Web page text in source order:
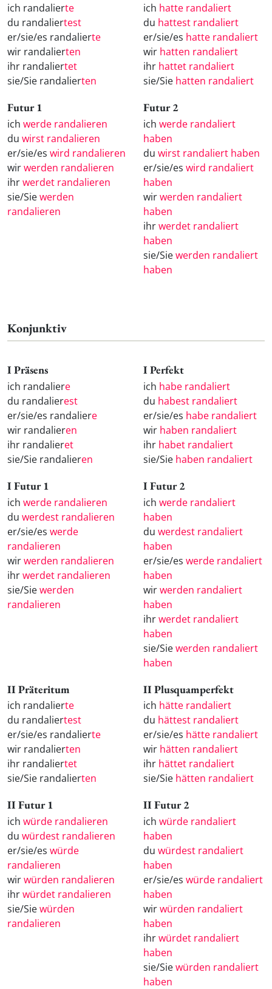
ich randalierte
du randaliertest
er/sie/es randalierte
wir randalierten
ihr randaliertet
sie/Sie randalierten
ich hatte randaliert
du hattest randaliert
er/sie/es hatte randaliert
wir hatten randaliert
ihr hattet randaliert
sie/Sie hatten randaliert
Futur 1
ich werde randalieren
du wirst randalieren
er/sie/es wird randalieren
wirwerden randalieren
ihrwerdet randalieren
sie/Siewerden
randalieren
Futur 2
ich werde randaliert
haben
du wirst randaliert haben
er/sie/es wird randaliert
haben
wirwerden randaliert
haben
ihrwerdet randaliert
haben
sie/Siewerden randaliert
haben
Konjunktiv
I Präsens
ich randaliere
du randalierest
er/sie/es randaliere
wir randalieren
ihr randalieret
sie/Sie randalieren
I Perfekt
ich habe randaliert
du habest randaliert
er/sie/es habe randaliert
wir haben randaliert
ihr habet randaliert
sie/Sie haben randaliert
I Futur 1
ich werde randalieren
du werdest randalieren
er/sie/es werde
randalieren
wirwerden randalieren
ihrwerdet randalieren
sie/Siewerden
randalieren
I Futur 2
ich werde randaliert
haben
du werdest randaliert
haben
er/sie/es werde randaliert
haben
wirwerden randaliert
haben
ihrwerdet randaliert
haben
sie/Siewerden randaliert
haben
II Präteritum
ich randalierte
du randaliertest
er/sie/es randalierte
wir randalierten
ihr randaliertet
sie/Sie randalierten
II Plusquamperfekt
ich hätte randaliert
du hättest randaliert
er/sie/es hätte randaliert
wir hätten randaliert
ihr hättet randaliert
sie/Sie hätten randaliert
II Futur 1
ich würde randalieren
du würdest randalieren
er/sie/es würde
randalieren
wirwürden randalieren
ihrwürdet randalieren
sie/Siewürden
randalieren
II Futur 2
ich würde randaliert
haben
du würdest randaliert
haben
er/sie/es würde randaliert
haben
wirwürden randaliert
haben
ihrwürdet randaliert
haben
sie/Siewürden randaliert
haben